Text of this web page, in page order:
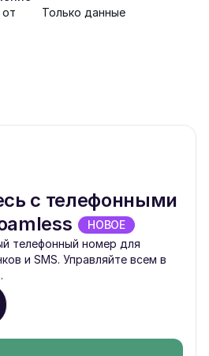
Только данные
с телефонными
НОВОЕ
телефонный номер для
и SMS. Управляйте всем в